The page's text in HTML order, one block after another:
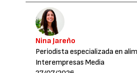
Nina Jareño
Periodista especializada en
Interempresas Media